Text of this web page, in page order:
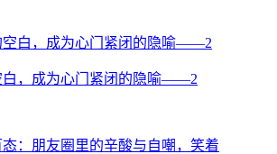
白，成为心门紧闭的隐喻——2